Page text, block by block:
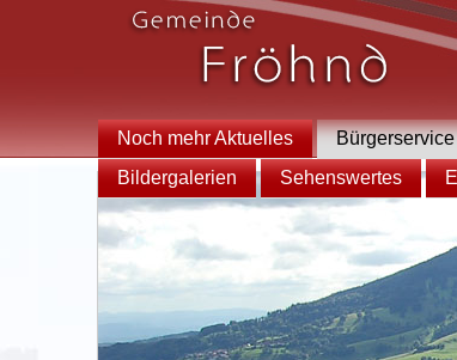
Noch mehr Aktuelles Bürgerservice
Bildergalerien
Sehenswertes